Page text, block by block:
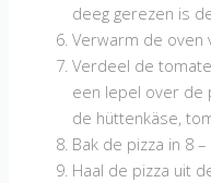
deeg gerezen is
Verwarm de oven
Verdeel de
een lepel over de
de hüttenkäse,
Bak de pizza in 8
Haal de pizza uit